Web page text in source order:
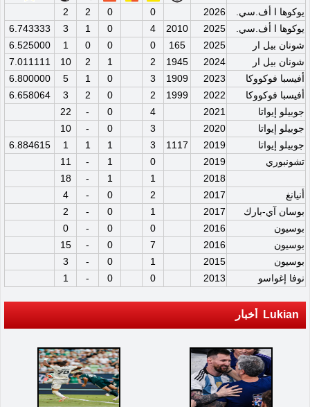
يوكوها ا أف.سي.
2026
0
0
2
2
يوكوها ا أف.سي.
2025
2010
4
0
1
3
6.743333
شونان بيل ار
2025
165
0
0
0
1
6.525000
شونان بيل ار
2024
1945
2
1
2
10
7.011111
أفيسبا فوكووكا
2023
1909
3
0
1
5
6.800000
أفيسبا فوكووكا
2022
1999
2
0
2
3
6.658064
جوبيلو إيواتا
2021
4
0
-
22
جوبيلو إيواتا
2020
3
0
-
10
جوبيلو إيواتا
2019
1117
3
1
1
1
6.884615
تشونبوري
2019
0
1
-
11
2018
1
1
-
18
أنيانغ
2017
2
0
-
4
بوسان آي-بارك
2017
1
0
-
2
بوسيون
2016
0
0
-
0
بوسيون
2016
7
0
-
15
بوسيون
2015
1
0
-
3
نوفا إغواسو
2013
0
0
-
1
Lukian أخبار